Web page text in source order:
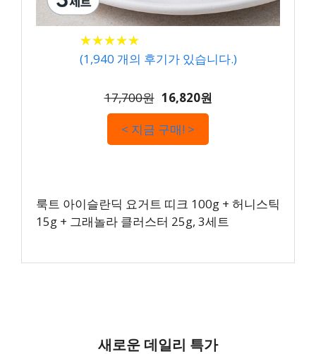
★★★★★
★★★★★
(1,940 개의 후기가 있습니다.)
17,700원 16,820원
< 지금 구매! >
룩트 아이슬란딕 요거트 띠크 100g + 허니스틱
15g + 그래놀라 클러스터 25g, 3세트
새로운 데일리 특가